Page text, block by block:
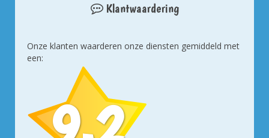
Klantwaardering
Onze klanten waarderen onze diensten gemiddeld met
een: